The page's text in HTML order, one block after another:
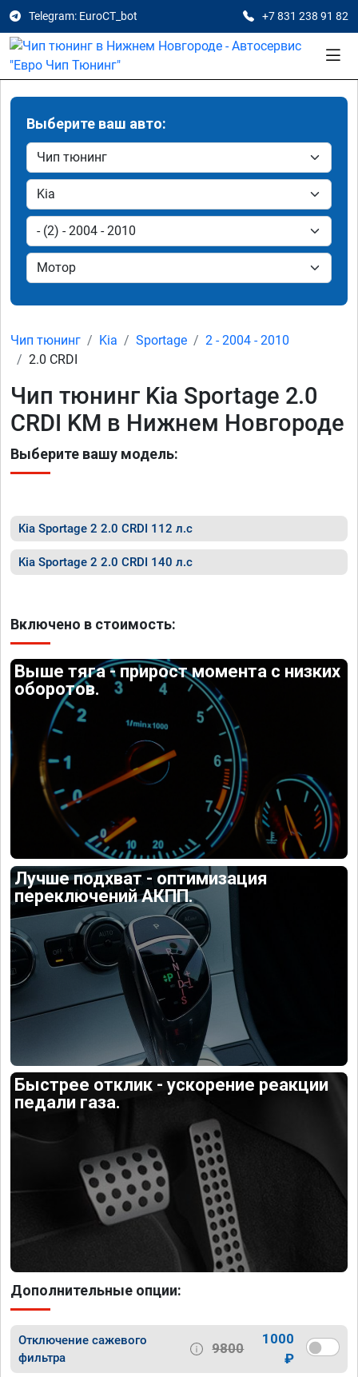
Telegram: EuroCT_bot +7 831 238 91 82
Выберите ваш авто:
Чип тюнинг Kia Sportage
2 - 2004 - 2010
2.0 CRDI
Чип тюнинг Kia Sportage 2.0
CRDI KM в Нижнем Новгороде
Выберите вашу модель:
Kia Sportage 2 2.0 CRDI 112 л.с
Kia Sportage 2 2.0 CRDI 140 л.с
Включено в стоимость:
Выше тяга - прирост момента с низких
оборотов.
Лучше подхват - оптимизация
переключений АКПП.
Быстрее отклик - ускорение реакции
педали газа.
Дополнительные опции:
Отключение сажевого
фильтра
9800
1000
₽